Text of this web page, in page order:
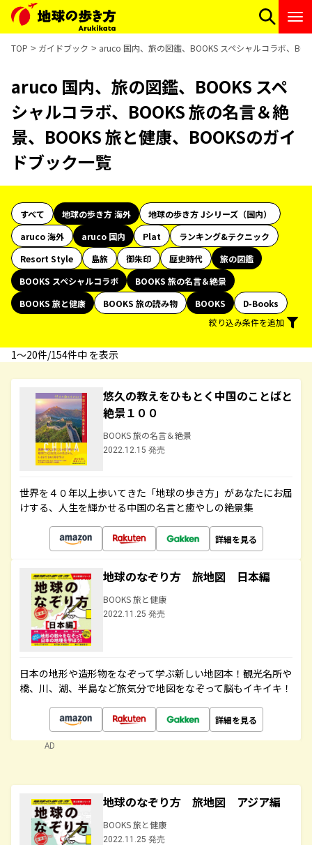
TOP ガイドブック aruco 国内、旅の図鑑、BOOKS スペシャルコラボ、
aruco 国内、旅の図鑑、BOOKS スペ
シャルコラボ、BOOKS 旅の名言＆絶
景、BOOKS 旅と健康、BOOKSのガイ
ドブック一覧
すべて 地球の歩き方 海外
地球の歩き方 Jシリーズ（国内）
aruco 海外
aruco 国内 Plat
ランキング&テクニック
Resort Style
島旅 御朱印 歴史時代
旅の図鑑
BOOKS スペシャルコラボ
BOOKS 旅の名言＆絶景
BOOKS 旅と健康
BOOKS 旅の読み物 BOOKS
D-Books
絞り込み条件を追加
1〜20件/154件中 を表示
悠久の教えをひもとく中国のことばと
絶景１００
BOOKS 旅の名言＆絶景
2022.12.15 発売
世界を４０年以上歩いてきた「地球の歩き方」があなたにお届
けする、人生を輝かせる中国の名言と癒やしの絶景集
詳細を見る
地球のなぞり方 旅地図 日本編
BOOKS 旅と健康
2022.11.25 発売
日本の地形や造形物をなぞって学ぶ新しい地図本！観光名所や
橋、川、湖、半島など旅気分で地図をなぞって脳もイキイキ！
詳細を見る
AD
地球のなぞり方 旅地図 アジア編
BOOKS 旅と健康
2022.11.25 発売